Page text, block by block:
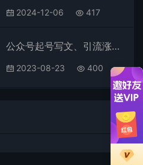
2024-12-06 417
公众号起号写文、引流涨粉变现项目，一条广告赚5k到7k，保姆级教程
2023-08-23 400